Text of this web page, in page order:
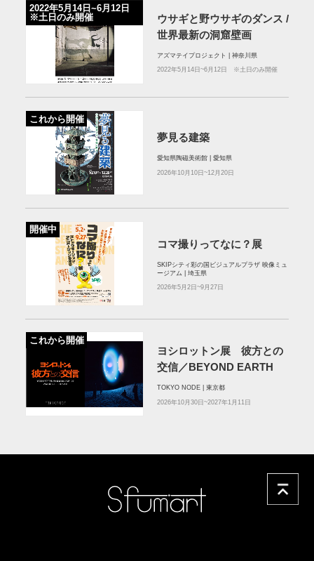
2022年5月14日~6月12日
※土日のみ開催
ウサギと野ウサギのダンス /
世界最新の洞窟壁画
アズマテイプロジェクト | 神奈川県
2022年5月14日~6月12日 ※土日のみ開催
これから開催
夢見る建築
愛知県陶磁美術館 | 愛知県
2026年10月10日~12月20日
開催中
コマ撮りってなに？展
SKIPシティ彩の国ビジュアルプラザ 映像ミュ
ージアム | 埼玉県
2026年5月2日~9月27日
これから開催
ヨシロットン展 彼方との
交信／BEYOND EARTH
TOKYO NODE | 東京都
2026年10月30日~2027年1月11日